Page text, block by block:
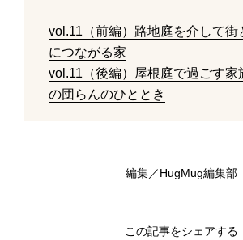
vol.11（前編）路地庭を介して街
につながる家
vol.11（後編）屋根庭で過ごす家
の団らんのひととき
編集／HugMug編集部
この記事をシェアする